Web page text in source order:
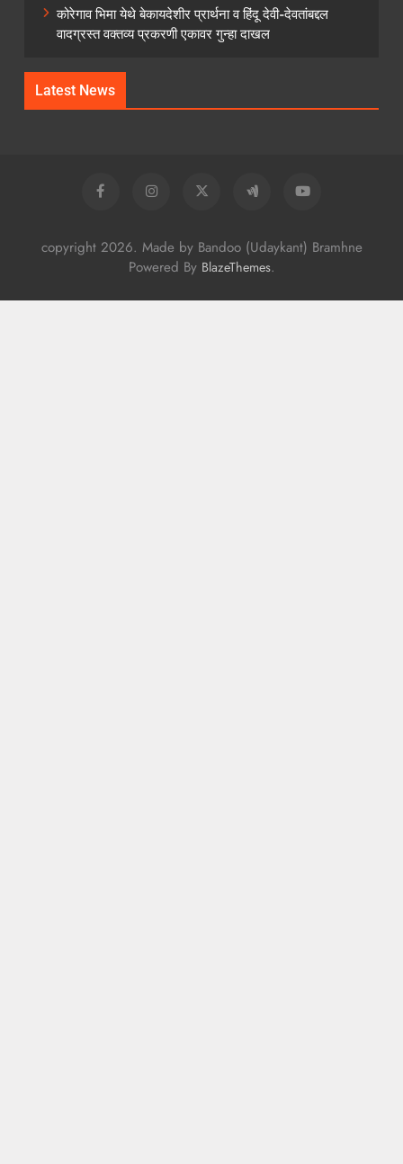
कोरेगाव भिमा येथे बेकायदेशीर प्रार्थना व हिंदू देवी-देवतांबद्दल
वादग्रस्त वक्तव्य प्रकरणी एकावर गुन्हा दाखल
Latest News
copyright 2026. Made by Bandoo (Udaykant) Bramhne
Powered By BlazeThemes.